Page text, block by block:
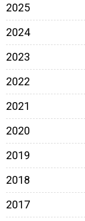
2025
2024
2023
2022
2021
2020
2019
2018
2017